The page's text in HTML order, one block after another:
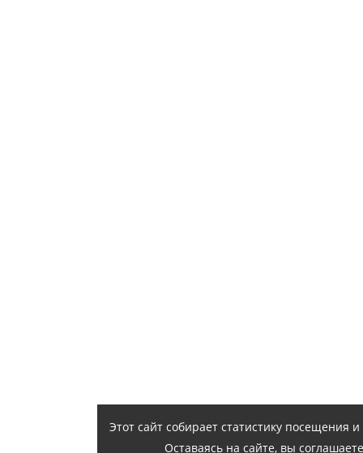
Этот сайт собирает статистику посещения
Оставаясь на сайте, вы